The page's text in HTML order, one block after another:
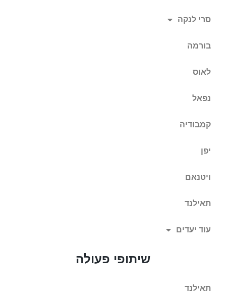
סרי לנקה
בורמה
לאוס
נפאל
קמבודיה
יפן
ויטנאם
תאילנד
עוד יעדים
שיתופי פעולה
תאילנד